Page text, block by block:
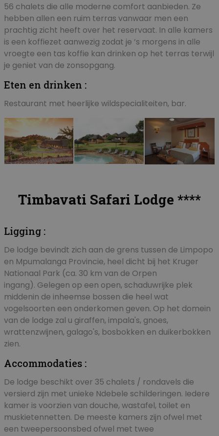
56 chalets die alle moderne comfort aanbieden. Ze
hebben allen een ruim terras vanwaar men een
prachtig zicht heeft over het reservaat. In alle kamers
is een koffiezet aanwezig zodat je ’s morgens in alle
vroegte een tas koffie kan drinken op het terras terwijl
je geniet van de zonsopgang.
Eten en drinken :
Restaurant met heerlijke wildspecialiteiten, bar.
Timbavati Safari Lodge ****
Ligging :
De lodge bevindt zich aan de grens tussen de Limpopo
en Mpumalanga Provincie, heel dicht bij het Kruger
Nationaal Park (ca. 30 km van de Orpen
ingang). Gelegen op een open, schaduwrijke plek
middenin de inheemse bossen die heel wat
vogelsoorten een onderkomen geven. Op het domein
van de lodge zal u giraffen, impala's, gnoes,
wrattenzwijnen, galago's, bosbokken en duikerbokken
zien.
Accommodaties :
De lodge beschikt over 35 chalets / rondavels die
versierd zijn met unieke Ndebele schilderingen. Iedere
kamer is voorzien van douche, wastafel, toilet en
muskietennetten. De meeste kamers zijn ofwel met
een tweepersoonsbed ofwel met twee